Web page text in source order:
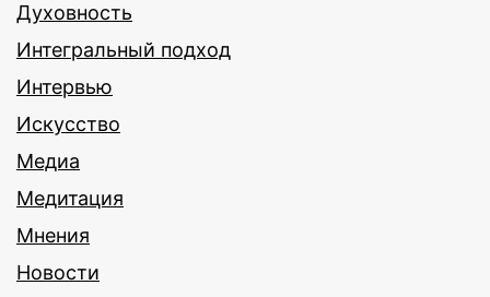
Духовность
Интегральный подход
Интервью
Искусство
Медиа
Медитация
Мнения
Новости